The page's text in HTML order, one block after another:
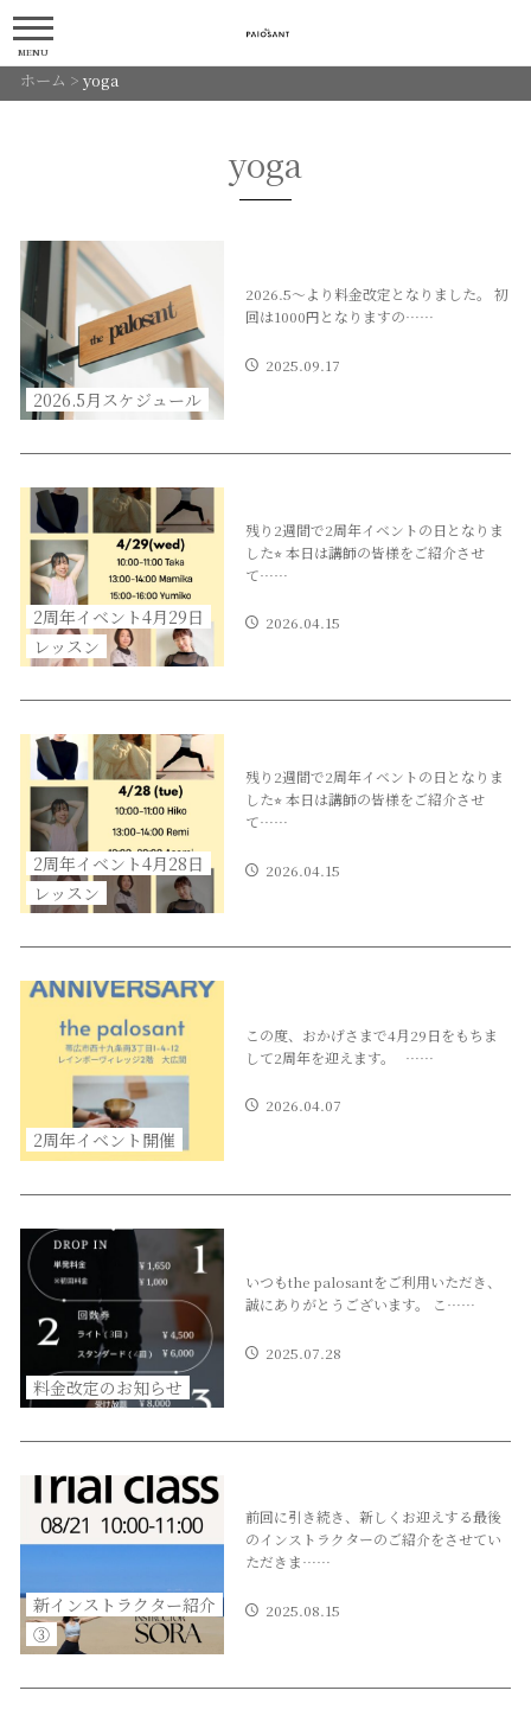
MENU
ホーム > yoga
yoga
2026.5月スケジュール
2026.5〜より料金改定となりました。 初
回は1000円となりますの……
2025.09.17
2周年イベント4月29日
レッスン
残り2週間で2周年イベントの日となりま
した⭐︎ 本日は講師の皆様をご紹介させ
て……
2026.04.15
2周年イベント4月28日
レッスン
残り2週間で2周年イベントの日となりま
した⭐︎ 本日は講師の皆様をご紹介させ
て……
2026.04.15
2周年イベント開催
この度、おかげさまで4月29日をもちま
して2周年を迎えます。 ……
2026.04.07
料金改定のお知らせ
いつもthe palosantをご利用いただき、
誠にありがとうございます。 こ……
2025.07.28
新インストラクター紹介
③
前回に引き続き、新しくお迎えする最後
のインストラクターのご紹介をさせてい
ただきま……
2025.08.15